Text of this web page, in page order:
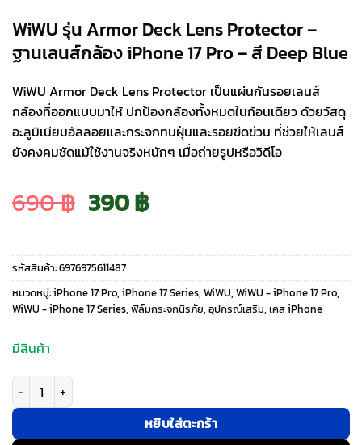
WiWU รุ่น Armor Deck Lens Protector –
ฐานเลนส์กล้อง iPhone 17 Pro – สี Deep Blue
WiWU Armor Deck Lens Protector เป็นแผ่นกันรอยเลนส์
กล้องที่ออกแบบมาให้ ปกป้องกล้องทั้งหมดในก้อนเดียว ด้วยวัสดุ
อะลูมิเนียมอัลลอยและกระจกทนฝุ่นและรอยขีดข่วน ที่ช่วยให้เลนส์
ยังคงคมชัดแม้ใช้งานจริงหนักๆ เมื่อถ่ายรูปหรือวิดีโอ
690฿ Original
price
was:
390฿Current
price
is:
รหัสสินค้า:6976975611487
หมวดหมู่:iPhone 17 Pro, iPhone 17 Series, WiWU, WiWU - iPhone 17 Pro,
WiWU - iPhone 17 Series, ฟิล์มกระจกนิรภัย, อุปกรณ์เสริม, เคส iPhone
มีสินค้า
จำนวน WiWU รุ่น Armor Deck Lens Protector - ฐานเลนส์กล้อง iPhone
หยิบใส่ตะกร้า